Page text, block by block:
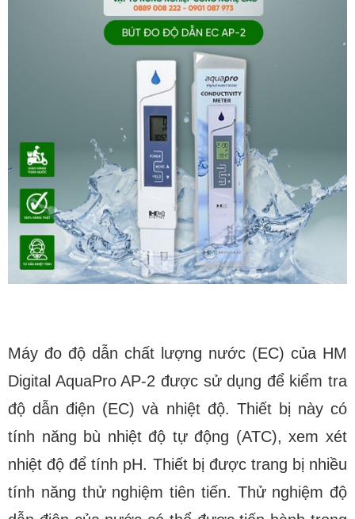
Máy đo độ dẫn chất lượng nước (EC) của HM
Digital AquaPro AP-2 được sử dụng để kiểm tra
độ dẫn điện (EC) và nhiệt độ. Thiết bị này có
tính năng bù nhiệt độ tự động (ATC), xem xét
nhiệt độ để tính pH. Thiết bị được trang bị nhiều
tính năng thử nghiệm tiên tiến. Thử nghiệm độ